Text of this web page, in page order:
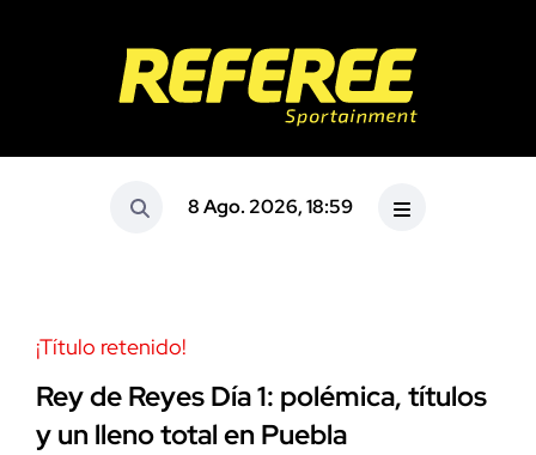
8 Ago. 2026, 18:59
¡Título retenido!
Rey de Reyes Día 1: polémica, títulos
y un lleno total en Puebla